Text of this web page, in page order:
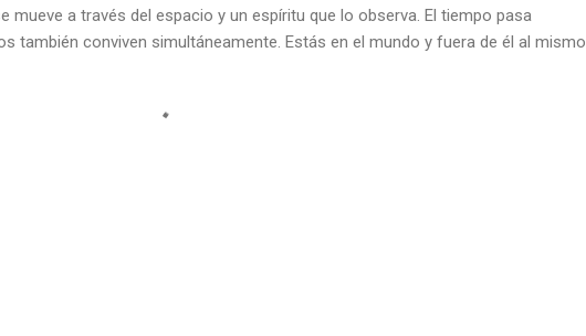
mueve a través del espacio y un espíritu que lo observa. El tiempo pasa
también conviven simultáneamente. Estás en el mundo y fuera de él al mismo